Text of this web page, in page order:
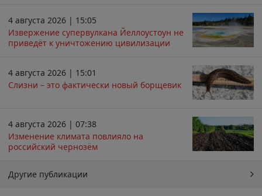
4 августа 2026 | 15:05
Извержение супервулкана Йеллоустоун не
приведёт к уничтожению цивилизации
4 августа 2026 | 15:01
Слизни – это фактически новый борщевик
4 августа 2026 | 07:38
Изменение климата повлияло на
российский чернозём
Другие публикации